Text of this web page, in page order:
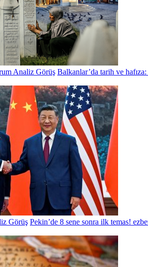
Analiz Görüş Balkanlar’da tarih ve
Görüş Pekin’de 8 sene sonra ilk temas!